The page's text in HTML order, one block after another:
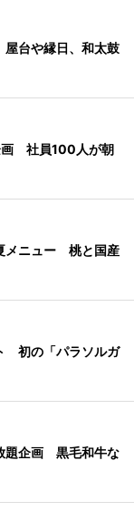
台や縁日、和太鼓
画 社員100人が朝
メニュー 桃と国産
初の「パラソルガ
題企画 黒毛和牛な